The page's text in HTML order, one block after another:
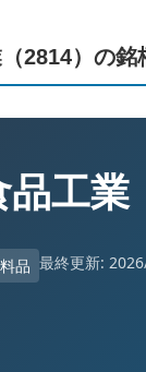
2814）の銘
工業
品 最終更新: